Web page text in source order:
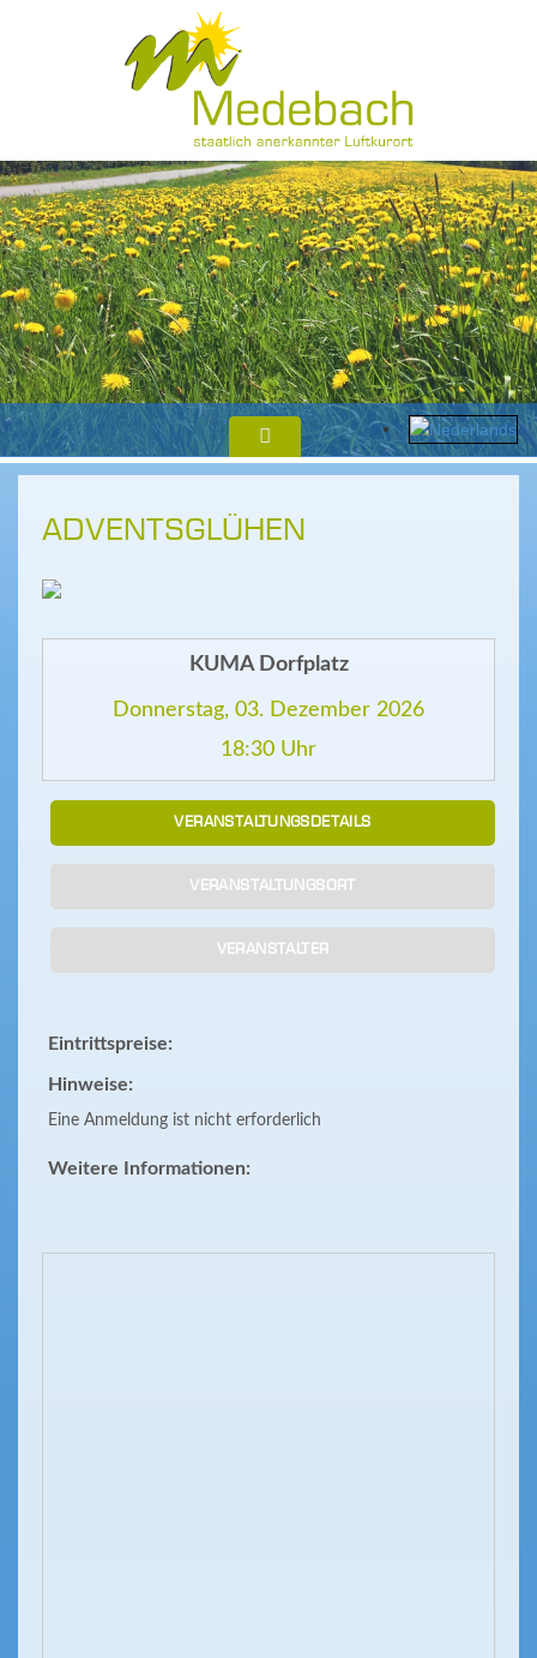
ADVENTSGLÜHEN
KUMA Dorfplatz
Donnerstag, 03. Dezember 2026
18:30 Uhr
VERANSTALTUNGSDETAILS
VERANSTALTUNGSORT
VERANSTALTER
Eintrittspreise:
Hinweise:
Eine Anmeldung ist nicht erforderlich
Weitere Informationen: